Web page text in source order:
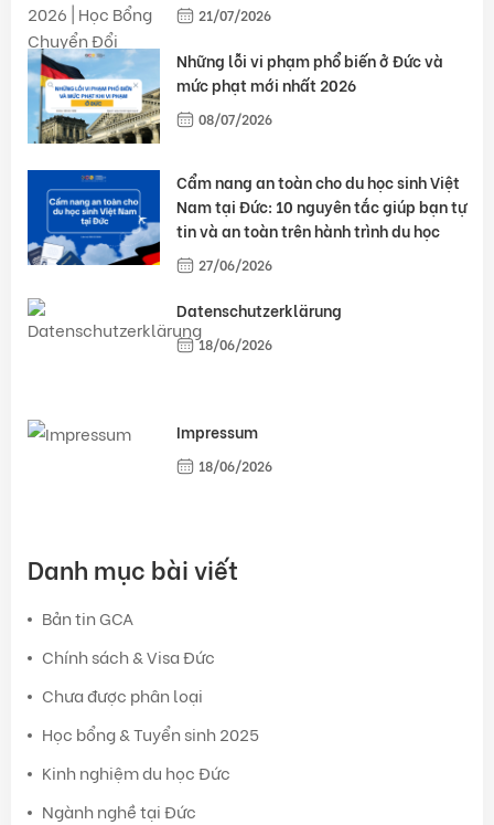
21/07/2026
Những lỗi vi phạm phổ biến ở Đức và
mức phạt mới nhất 2026
08/07/2026
Cẩm nang an toàn cho du học sinh Việt
Nam tại Đức: 10 nguyên tắc giúp bạn tự
tin và an toàn trên hành trình du học
27/06/2026
Datenschutzerklärung
18/06/2026
Impressum
18/06/2026
Danh mục bài viết
Bản tin GCA
Chính sách & Visa Đức
Chưa được phân loại
Học bổng & Tuyển sinh 2025
Kinh nghiệm du học Đức
Ngành nghề tại Đức